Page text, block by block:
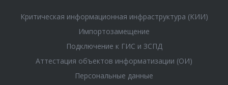
Критическая информационная инфраструктура (КИИ)
Импортозамещение
Подключение к ГИС и ЗСПД
Аттестация объектов информатизации (ОИ)
Персональные данные